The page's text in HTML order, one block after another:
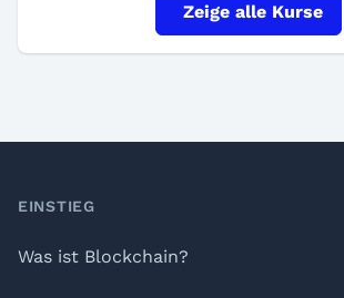
Zeige alle Kurse
Footer
EINSTIEG
Was ist Blockchain?